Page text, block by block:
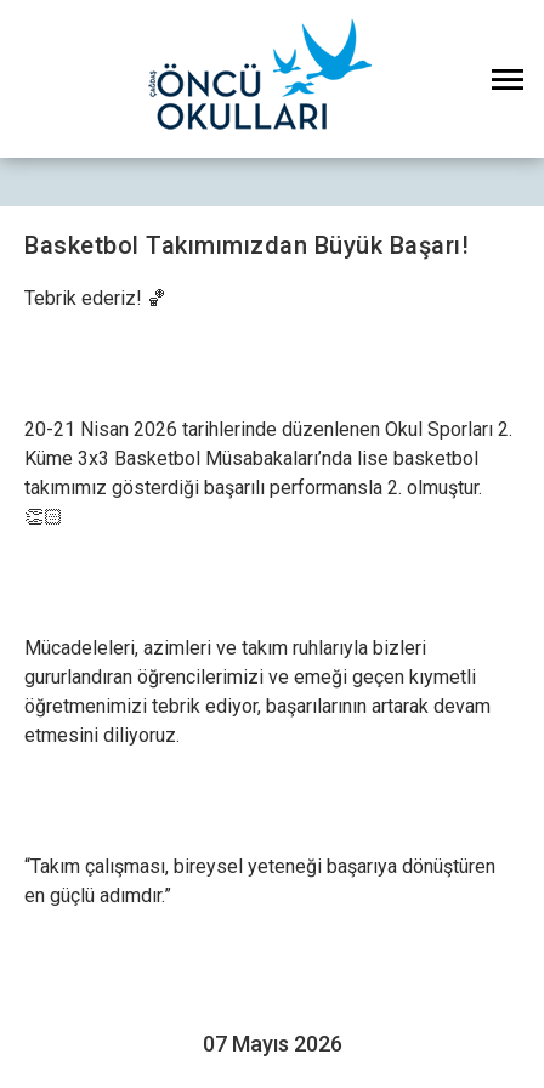
Basketbol Takımımızdan Büyük Başarı!
Tebrik ederiz! 🏀
20-21 Nisan 2026 tarihlerinde düzenlenen Okul Sporları 2.
Küme 3x3 Basketbol Müsabakaları’nda lise basketbol
takımımız gösterdiği başarılı performansla 2. olmuştur.
👏🏻
Mücadeleleri, azimleri ve takım ruhlarıyla bizleri
gururlandıran öğrencilerimizi ve emeği geçen kıymetli
öğretmenimizi tebrik ediyor, başarılarının artarak devam
etmesini diliyoruz.
“Takım çalışması, bireysel yeteneği başarıya dönüştüren
en güçlü adımdır.”
07 Mayıs 2026
Aşağıdaki paneli kullanarak web sitemizde aktif olmasını
istediğiniz çerez türlerini özelleştirebilirsiniz. Değişikliklerin geçerli
olması için kaydetmeniz yeterlidir.